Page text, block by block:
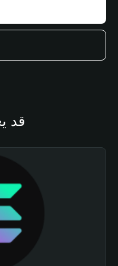
قد